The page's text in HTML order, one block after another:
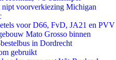
nipt voorverkiezing Michigan
voor D66, FvD, JA21 en PVV
Mato Grosso binnen
in Dordrecht
gebruikt